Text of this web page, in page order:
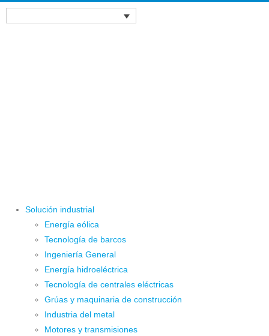
Solución industrial
Energía eólica
Tecnología de barcos
Ingeniería General
Energía hidroeléctrica
Tecnología de centrales eléctricas
Grúas y maquinaria de construcción
Industria del metal
Motores y transmisiones